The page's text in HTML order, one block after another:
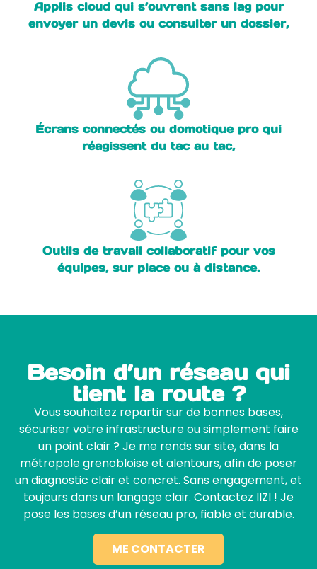
Applis cloud qui s’ouvrent sans lag pour
envoyer un devis ou consulter un dossier,
Écrans connectés ou domotique pro qui
réagissent du tac au tac,
Outils de travail collaboratif pour vos
équipes, sur place ou à distance.
Besoin d’un réseau qui
tient la route ?
Vous souhaitez repartir sur de bonnes bases,
sécuriser votre infrastructure ou simplement faire
un point clair ? Je me rends sur site, dans la
métropole grenobloise et alentours, afin de poser
un diagnostic clair et concret. Sans engagement, et
toujours dans un langage clair. Contactez IIZI ! Je
pose les bases d’un réseau pro, fiable et durable.
ME CONTACTER